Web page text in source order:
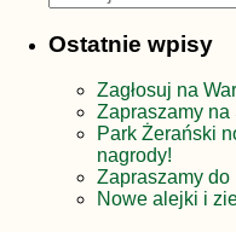
Ostatnie wpisy
Zagłosuj na
Zapraszamy na
Park Żerański
nagrody!
Zapraszamy do
Nowe alejki i